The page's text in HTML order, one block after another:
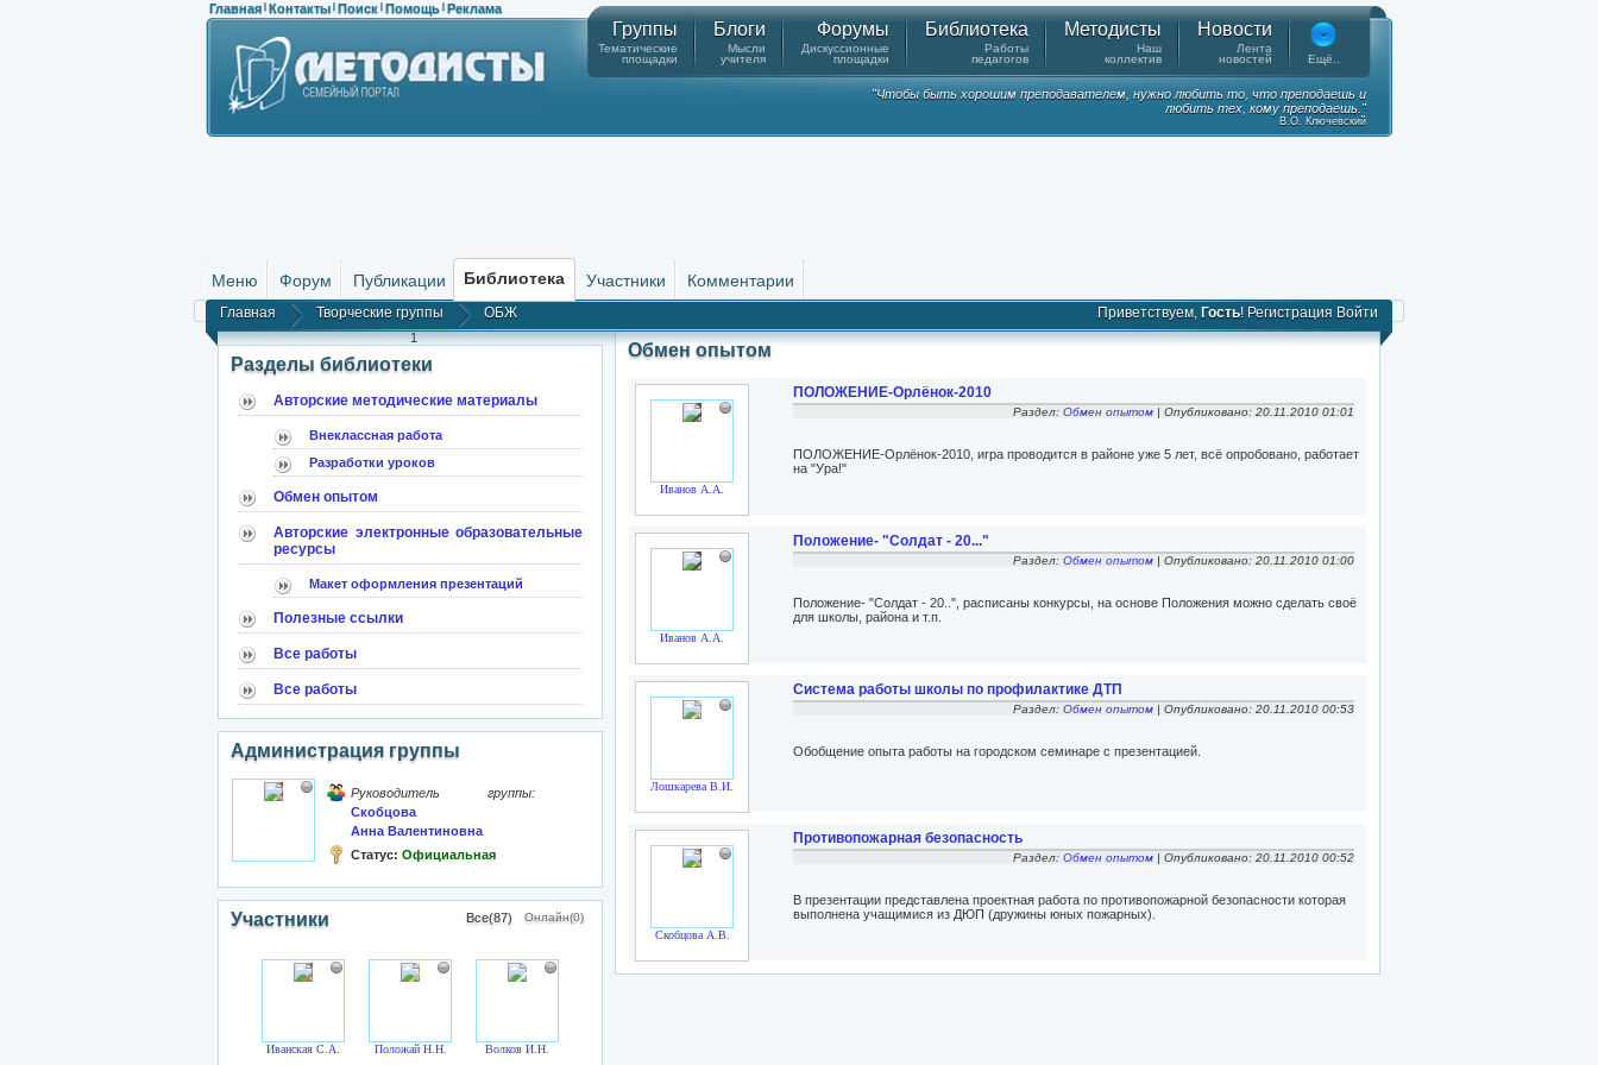
Главная | Контакты | Поиск | Помощь | Реклама
Группы
Тематические
площадки
Блоги
Мысли
учителя
Форумы
Дискуссионные
площадки
Библиотека
Работы
педагогов
Методисты
Наш
коллектив
Новости
Лента
новостей
Ещё..
"Чтобы быть хорошим преподавателем, нужно любить то, что преподаешь и
любить тех, кому преподаешь."
В.О. Ключевский
Меню Форум Публикации Библиотека Участники Комментарии
Главная Творческие группы ОБЖ Приветствуем, Гость! Регистрация Войти
1
Разделы библиотеки
Авторские методические материалы
Внеклассная работа
Разработки уроков
Обмен опытом
Авторские электронные образовательные
ресурсы
Макет оформления презентаций
Полезные ссылки
Все работы
Все работы
Администрация группы
Руководитель группы:
Скобцова
Анна Валентиновна
Статус: Официальная
Участники Все(87) Онлайн(0)
Иванская С.А. Положай Н.Н. Волков И.Н.
Обмен опытом
Иванов А.А.
ПОЛОЖЕНИЕ-Орлёнок-2010
Раздел: Обмен опытом | Опубликовано: 20.11.2010 01:01
ПОЛОЖЕНИЕ-Орлёнок-2010, игра проводится в районе уже 5 лет, всё опробовано, работает
на "Ура!"
Иванов А.А.
Положение- "Солдат - 20..."
Раздел: Обмен опытом | Опубликовано: 20.11.2010 01:00
Положение- "Солдат - 20..", расписаны конкурсы, на основе Положения можно сделать своё
для школы, района и т.п.
Лошкарева В.И.
Система работы школы по профилактике ДТП
Раздел: Обмен опытом | Опубликовано: 20.11.2010 00:53
Обобщение опыта работы на городском семинаре с презентацией.
Скобцова А.В.
Противопожарная безопасность
Раздел: Обмен опытом | Опубликовано: 20.11.2010 00:52
В презентации представлена проектная работа по противопожарной безопасности которая
выполнена учащимися из ДЮП (дружины юных пожарных).